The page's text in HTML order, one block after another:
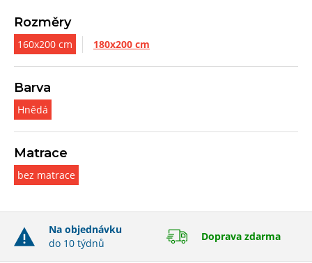
Rozměry
160x200 cm 180x200 cm
Barva
Hnědá
Matrace
bez matrace
Na objednávku
do 10 týdnů
Doprava zdarma